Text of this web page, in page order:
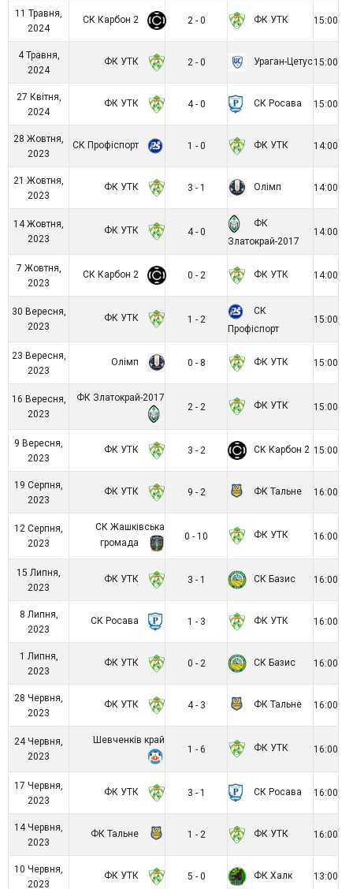
11 Травня,
2024
СК Карбон 2 2 - 0 ФК УТК 15:00
4 Травня,
2024
ФК УТК 2 - 0 Ураган-Цетус15:00
27 Квітня,
2024
ФК УТК 4 - 0 СК Росава 15:00
28 Жовтня,
2023
СК Профіспорт 1 - 0 ФК УТК 14:00
21 Жовтня,
2023
ФК УТК 3 - 1 Олімп 14:00
14 Жовтня,
2023
ФК УТК 4 - 0
ФК
Златокрай-2017
14:00
7 Жовтня,
2023
СК Карбон 2 0 - 2 ФК УТК 14:00
30 Вересня,
2023
ФК УТК 1 - 2
СК
Профіспорт
15:00
23 Вересня,
2023
Олімп 0 - 8 ФК УТК 15:00
16 Вересня,
2023
ФК Златокрай-2017
2 - 2
ФК УТК 15:00
9 Вересня,
2023
ФК УТК 3 - 2 СК Карбон 2 15:00
19 Серпня,
2023
ФК УТК 9 - 2 ФК Тальне 16:00
12 Серпня,
2023
СК Жашківська
громада
0 - 10 ФК УТК 16:00
15 Липня,
2023
ФК УТК 3 - 1 СК Базис 16:00
8 Липня,
2023
СК Росава 1 - 3 ФК УТК 16:00
1 Липня,
2023
ФК УТК 0 - 2 СК Базис 16:00
28 Червня,
2023
ФК УТК 4 - 3 ФК Тальне 16:00
24 Червня,
2023
Шевченків край
1 - 6
ФК УТК 16:00
17 Червня,
2023
ФК УТК 3 - 1 СК Росава 16:00
14 Червня,
2023
ФК Тальне 1 - 2 ФК УТК 16:00
10 Червня,
2023
ФК УТК 5 - 0 ФК Халк 13:00